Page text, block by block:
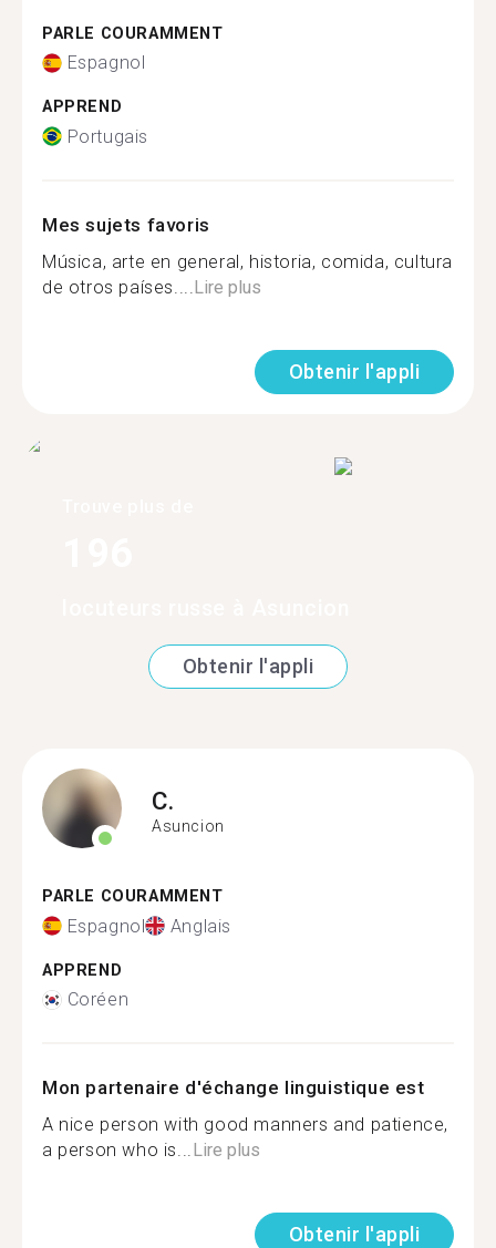
PARLE COURAMMENT
Espagnol
APPREND
Portugais
Mes sujets favoris
Música, arte en general, historia, comida, cultura
de otros países.... Lire plus
Obtenir l'appli
Obtenir l'appli
C.
Asuncion
PARLE COURAMMENT
Espagnol Anglais
APPREND
Coréen
Mon partenaire d'échange linguistique est
A nice person with good manners and patience,
a person who is...Lire plus
Obtenir l'appli